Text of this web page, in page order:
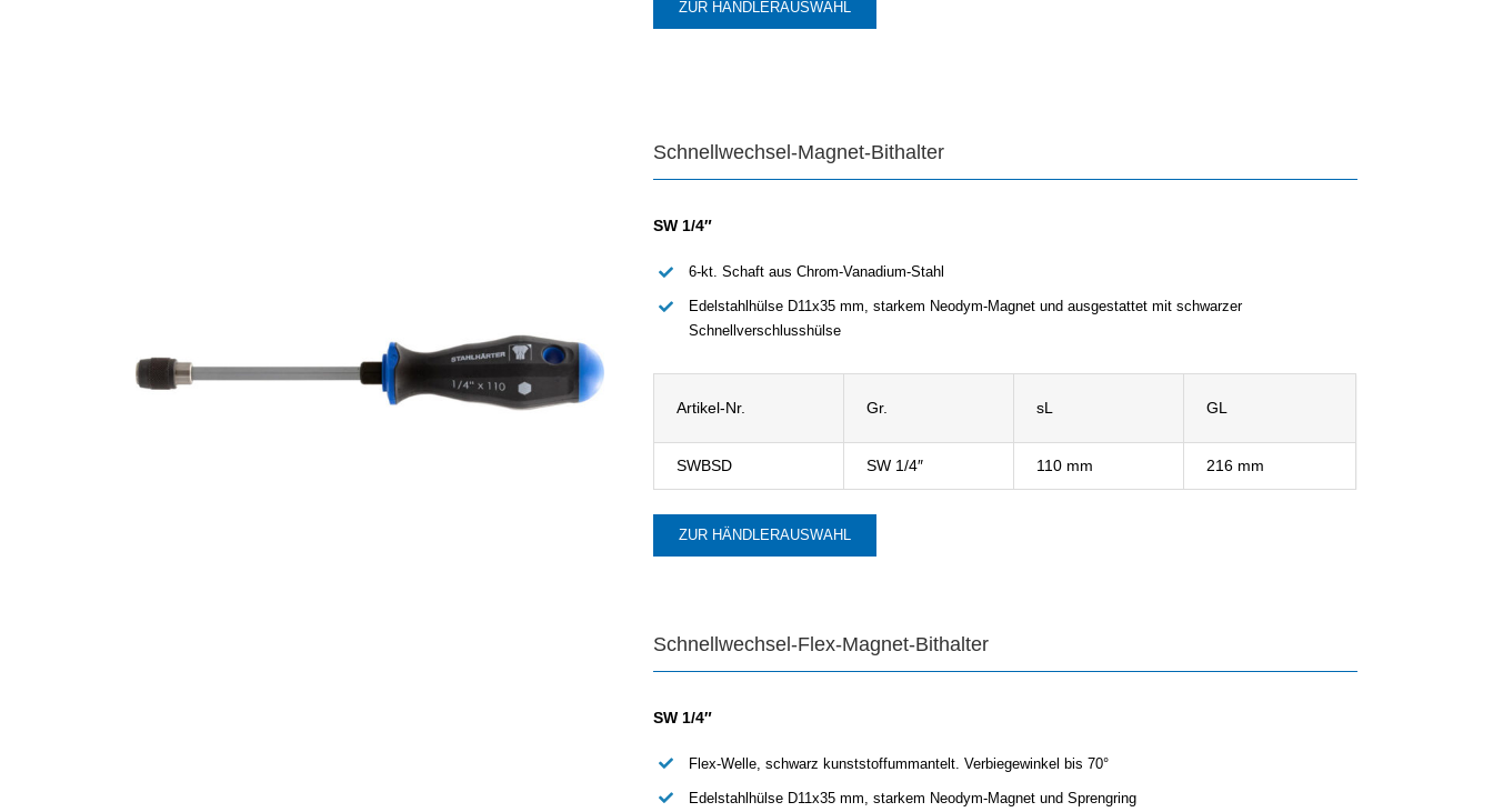
ZUR HÄNDLERAUSWAHL
Schnellwechsel-Magnet-Bithalter
SW 1/4″
6-kt. Schaft aus Chrom-Vanadium-Stahl
Edelstahlhülse D11x35 mm, starkem Neodym-Magnet und ausgestattet mit schwarzer
Schnellverschlusshülse
Artikel-Nr. Gr. sL GL
SWBSD SW 1/4″ 110 mm 216 mm
ZUR HÄNDLERAUSWAHL
Schnellwechsel-Flex-Magnet-Bithalter
SW 1/4″
Flex-Welle, schwarz kunststoffummantelt. Verbiegewinkel bis 70°
Edelstahlhülse D11x35 mm, starkem Neodym-Magnet und Sprengring